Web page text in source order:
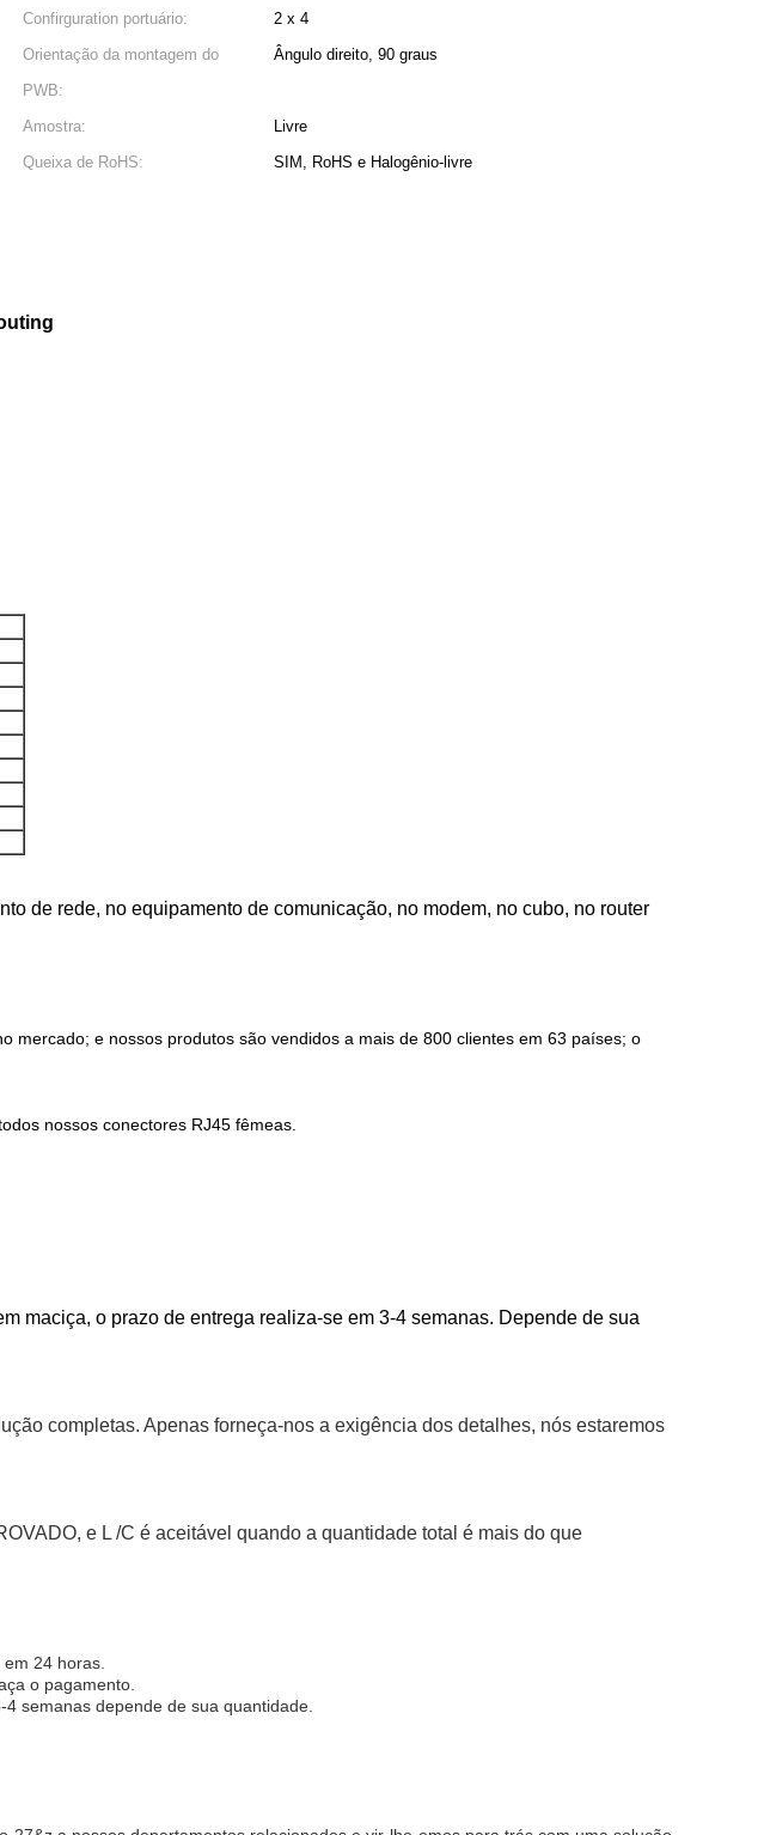
Confirguration portuário:
2 x 4
Orientação da montagem do
PWB:
Ângulo direito, 90 graus
Amostra:
Livre
Queixa de RoHS:
SIM, RoHS e Halogênio-livre
de rede, no equipamento de comunicação, no modem, no cubo, no router
mercado; e nossos produtos são vendidos a mais de 800 clientes em 63 países; o
nossos conectores RJ45 fêmeas.
maciça, o prazo de entrega realiza-se em 3-4 semanas. Depende de sua
completas. Apenas forneça-nos a exigência dos detalhes, nós estaremos
e L /C é aceitável quando a quantidade total é mais do que
24 horas.
o pagamento.
semanas depende de sua quantidade.